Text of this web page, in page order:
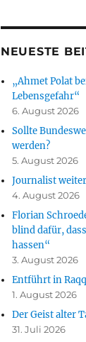
NEUESTE
„Ahmet Polat
Lebensgefahr“
6. August 2026
Sollte
werden?
5. August 2026
Journalist
4. August 2026
Florian
blind dafür,
hassen“
3. August 2026
Entführt in
1. August 2026
Der Geist alter
31. Juli 2026